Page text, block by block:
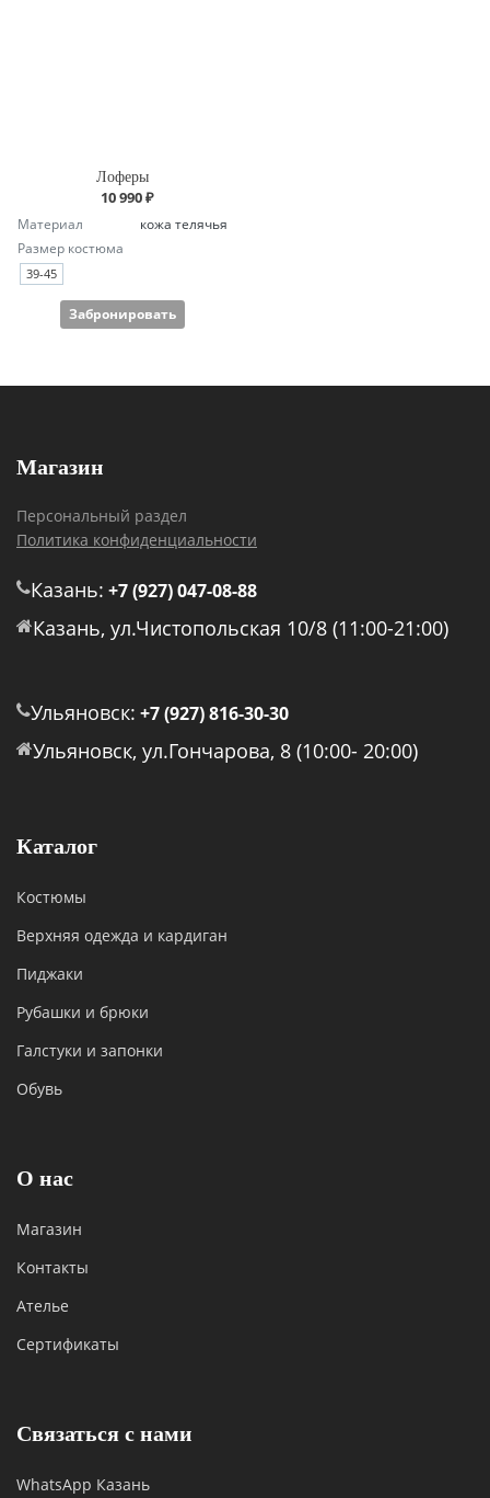
Лоферы
10 990 ₽
Материал
кожа телячья
Размер костюма
39-45
Забронировать
Магазин
Персональный раздел
Политика конфиденциальности
Казань: +7 (927) 047-08-88
Казань, ул.Чистопольская 10/8 (11:00-21:00)
Ульяновск: +7 (927) 816-30-30
Ульяновск, ул.Гончарова, 8 (10:00- 20:00)
Каталог
Костюмы
Верхняя одежда и кардиган
Пиджаки
Рубашки и брюки
Галстуки и запонки
Обувь
О нас
Магазин
Контакты
Ателье
Сертификаты
Связаться с нами
WhatsApp Казань